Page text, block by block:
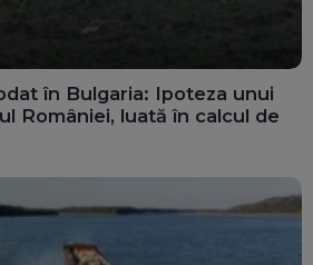
în Bulgaria: Ipoteza unui
României, luată în calcul de